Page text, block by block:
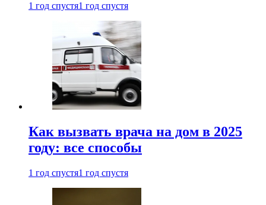
1 год спустя1 год спустя
Как вызвать врача на дом в 2025
году: все способы
1 год спустя1 год спустя